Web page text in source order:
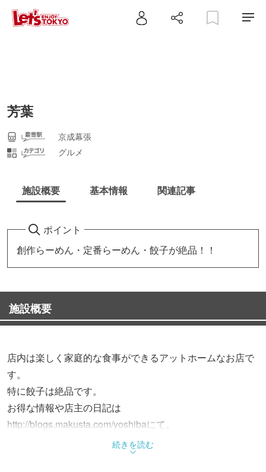
芳葉
京成幕張
グルメ
施設概要 基本情報 関連記事
ポイント
創作らーめん・定番らーめん・餃子が絶品！！
施設概要
店内は楽しく家庭的な食事ができるアットホームなお店で
す。
特に餃子は絶品です。
お得な情報や店主の日記は
http://blogs.makusta.com/yoshibaにて。
たくさんのご来店お待ちしております。
続きを読む